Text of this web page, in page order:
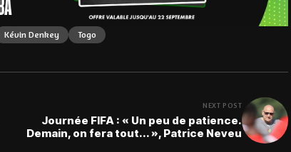
Kévin Denkey Togo
NEXT POST
Journée FIFA : « Un peu de patience.
Demain, on fera tout... », Patrice Neveu